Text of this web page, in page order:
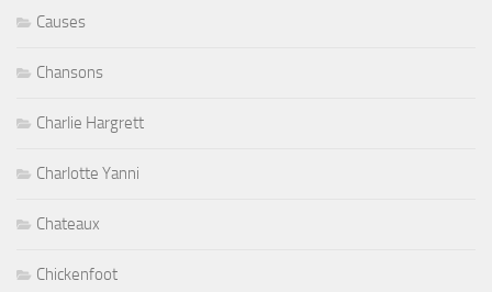
Causes
Chansons
Charlie Hargrett
Charlotte Yanni
Chateaux
Chickenfoot